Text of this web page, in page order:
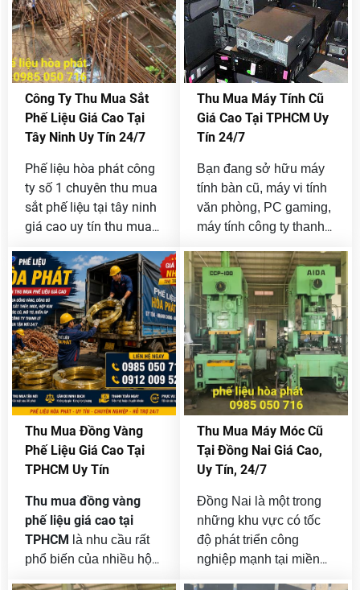
máy móc cũ uy tín.
Hotline 0985 050 716.
báo giá minh bạch và
thu mua tận nơi 24/7.
Công Ty Thu Mua Sắt
Phế Liệu Giá Cao Tại
Tây Ninh Uy Tín 24/7
Phế liệu hòa phát công
ty số 1 chuyên thu mua
sắt phế liệu tại tây ninh
giá cao uy tín thu mua
nhỏ đến lớn không giới
hạn của công ty và
doanh nghiệp bán
thanh lý.
Thu Mua Máy Tính Cũ
Giá Cao Tại TPHCM Uy
Tín 24/7
Bạn đang sở hữu máy
tính bàn cũ, máy vi tính
văn phòng, PC gaming,
máy tính công ty thanh
cần bán nhưng chưa
tìm được đơn vị thu
mua uy tín? Phế Liệu
Hòa Phát là đơn vị
chuyên thu mua máy
tính cũ giá cao tại
TPHCMvới quy trình
nhanh gọn, định giá
minh bạch và hỗ trợ thu
mua tận nơi trên toàn
thành phố.
Thu Mua Đồng Vàng
Phế Liệu Giá Cao Tại
TPHCM Uy Tín
Thu mua đồng vàng
phế liệu giá cao tại
TPHCM
là nhu cầu rất
phổ biến của nhiều hộ
Thu Mua Máy Móc Cũ
Tại Đồng Nai Giá Cao,
Uy Tín, 24/7
Đồng Nai là một trong
những khu vực có tốc
độ phát triển công
nghiệp mạnh tại miền